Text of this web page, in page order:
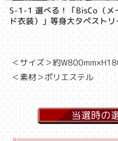
S-1-1 選べる！「BisCo（メ
ド衣装）」等身大タペストリ
＜サイズ＞約
＜素材＞ポリエステル
当選時の